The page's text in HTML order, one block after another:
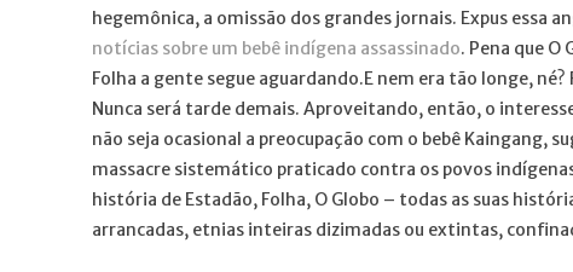
hegemônica, a omissão dos grandes jornais. Expus essa
notícias sobre um bebê indígena assassinado. Pena que O
Folha a gente segue aguardando.E nem era tão longe,
Nunca será tarde demais. Aproveitando, então, o
não seja ocasional a preocupação com o bebê Kaingang,
massacre sistemático praticado contra os povos
história de Estadão, Folha, O Globo – todas as suas
arrancadas, etnias inteiras dizimadas ou extintas,